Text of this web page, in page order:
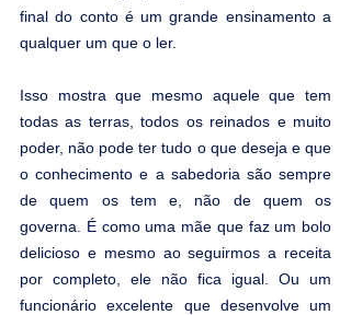
final do conto é um grande ensinamento a
qualquer um que o ler.
Isso mostra que mesmo aquele que tem
todas as terras, todos os reinados e muito
poder, não pode ter tudo o que deseja e que
o conhecimento e a sabedoria são sempre
de quem os tem e, não de quem os
governa. É como uma mãe que faz um bolo
delicioso e mesmo ao seguirmos a receita
por completo, ele não fica igual. Ou um
funcionário excelente que desenvolve um